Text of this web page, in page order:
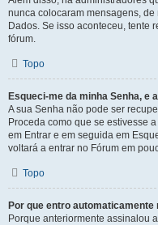
nunca colocaram mensagens,
Dados. Se isso aconteceu, tente
fórum.
Topo
Esqueci-me da minha Senha, e
A sua Senha não pode ser
Proceda como que se estivesse
em Entrar e em seguida em
voltará a entrar no Fórum em
Topo
Por que entro automaticamente
Porque anteriormente assinalou